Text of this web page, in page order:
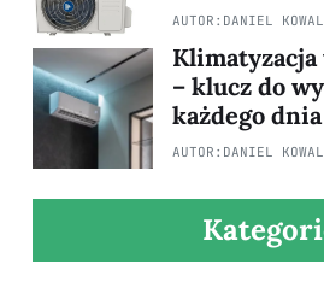
AUTOR: DANIEL
– klucz do
każdego dnia
AUTOR: DANIEL